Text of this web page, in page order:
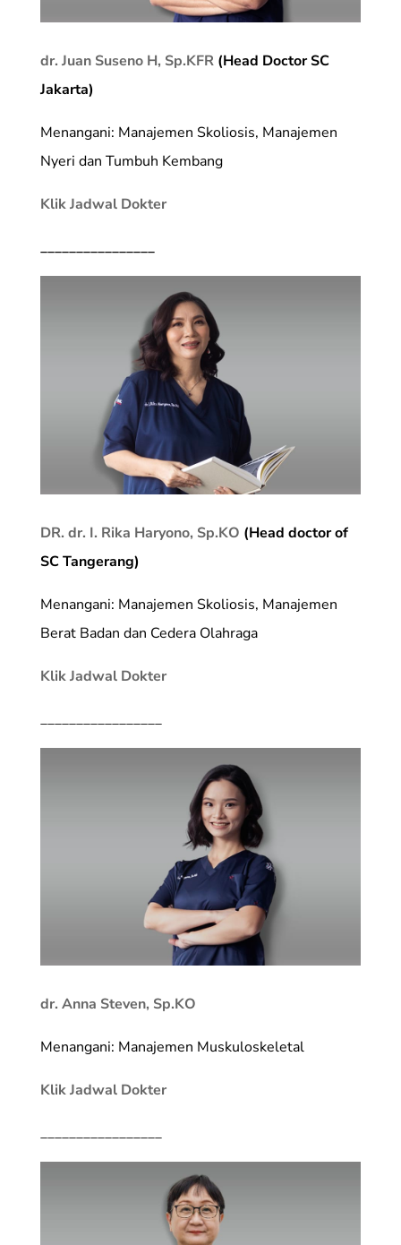
dr. Juan Suseno H, Sp.KFR(Head Doctor SC
Jakarta)
Menangani: Manajemen Skoliosis, Manajemen
Nyeri dan Tumbuh Kembang
Klik Jadwal Dokter
________________
DR. dr. I. Rika Haryono, Sp.KO (Head doctor of
SC Tangerang)
Menangani: Manajemen Skoliosis, Manajemen
Berat Badan dan Cedera Olahraga
Klik Jadwal Dokter
_________________
dr. Anna Steven, Sp.KO
Menangani: Manajemen Muskuloskeletal
Klik Jadwal Dokter
_________________